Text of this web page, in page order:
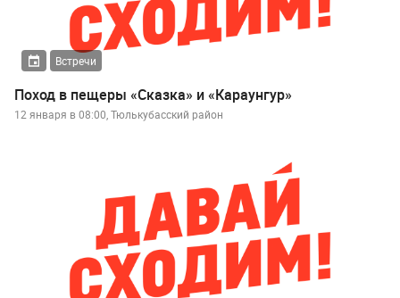
Встречи
Поход в пещеры «Сказка» и «Караунгур»
12 января в 08:00, Тюлькубасский район